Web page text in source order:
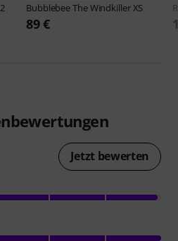
BubblebeeThe Windkiller XS
89 €
Jetzt bewerten